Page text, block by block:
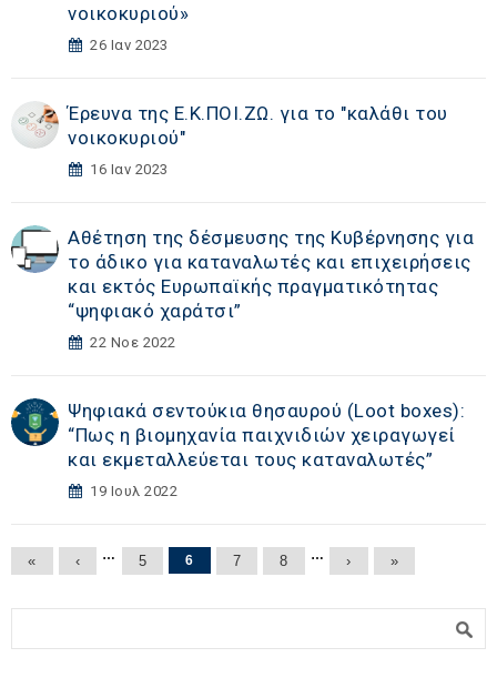
νοικοκυριού»
26 Ιαν 2023
Έρευνα της Ε.Κ.ΠΟΙ.ΖΩ. για το "καλάθι του
νοικοκυριού"
16 Ιαν 2023
Αθέτηση της δέσμευσης της Κυβέρνησης για
το άδικο για καταναλωτές και επιχειρήσεις
και εκτός Ευρωπαϊκής πραγματικότητας
“ψηφιακό χαράτσι”
22 Νοε 2022
Ψηφιακά σεντούκια θησαυρού (Loot boxes):
“Πως η βιομηχανία παιχνιδιών χειραγωγεί
και εκμεταλλεύεται τους καταναλωτές”
19 Ιουλ 2022
Σελίδες
« ‹ … 5 6 7 8 … › »